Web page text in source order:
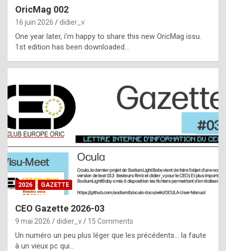
l
t
t
s
t
a
s
i
e
f
OricMag 002
16 juin 2026 didier_v
One year later, i’m happy to share this new OricMag issu.
1st edition has been downloaded…
2026 GAZETTE
CEO Gazette 2026-03
9 mai 2026 didier_v 15 Comments
Un numéro un peu plus léger que les précédents… la faute
à un vieux pc qui…